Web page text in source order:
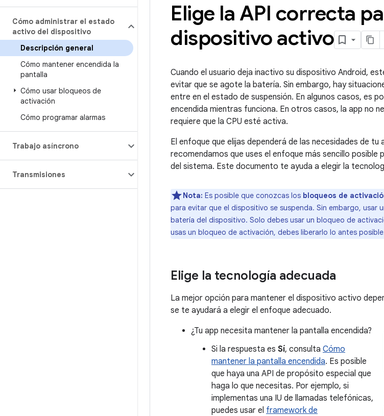
Cómo administrar el estado
activo del dispositivo
Descripción general
Cómo mantener encendida la
pantalla
Cómo usar bloqueos de
activación
Cómo programar alarmas
Trabajo asíncrono
Transmisiones
Elige la API correcta
dispositivo activo
Cuando el usuario deja inactivo su dispositivo Android,
evitar que se agote la batería. Sin embargo, hay
entre en el estado de suspensión. En algunos casos, es
encendida mientras funciona. En otros casos, la app no
requiere que la CPU esté activa.
El enfoque que elijas dependerá de las necesidades de
recomendamos que uses el enfoque más sencillo
del sistema. Este documento te ayuda a elegir la
Nota: Es posible que conozcas los bloqueos de
para evitar que el dispositivo se suspenda. Sin embargo,
batería del dispositivo. Solo debes usar un bloqueo de
usas un bloqueo de activación, debes liberarlo lo antes
Elige la tecnología adecuada
La mejor opción para mantener el dispositivo activo
se te ayudará a elegir el enfoque adecuado.
¿Tu app necesita mantener la pantalla encendida?
Si la respuesta es Sí, consulta Cómo
mantener la pantalla encendida. Es posible
que haya una API de propósito especial que
haga lo que necesitas. Por ejemplo, si
implementas una IU de llamadas telefónicas,
puedes usar el framework de